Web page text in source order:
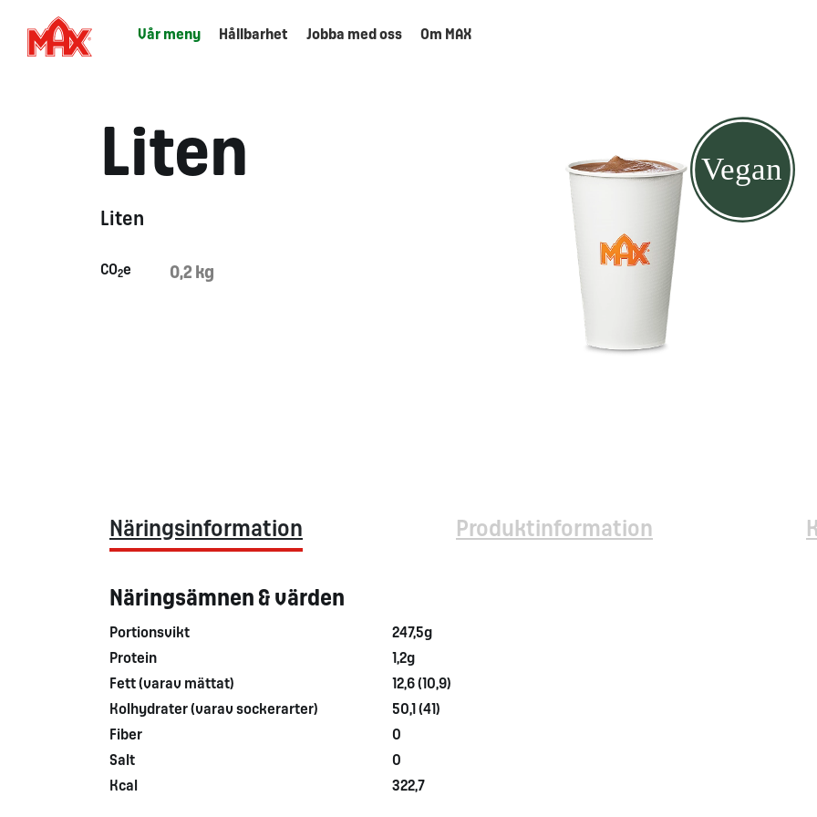
Vår meny Hållbarhet Jobba med oss Om MAX
Liten
Liten
CO2e 0,2 kg
Näringsinformation Produktinformation
Näringsämnen & värden
Portionsvikt
247,5g
Protein
1,2g
Fett (varav mättat)
12,6 (10,9)
Kolhydrater (varav sockerarter)
50,1 (41)
Fiber
0
Salt
0
Kcal
322,7